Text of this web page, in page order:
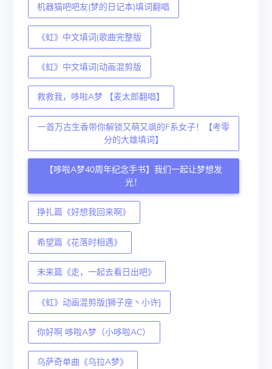
机器猫吧吧友(梦的日记本)填词翻唱
《虹》中文填词|歌曲完整版
《虹》中文填词|动画混剪版
救救我，哆啦A梦 【麦太郎翻唱】
一首万古生香带你解锁又萌又飒的F系女子！【考零
分的大雄填词】
【哆啦A梦40周年纪念手书】我们一起让梦想发
光！
挣扎篇《好想我回来啊》
希望篇《花落时相遇》
未来篇《走，一起去看日出吧》
《虹》动画混剪版[狮子座丶小许]
你好啊 哆啦A梦（小哆啦AC）
乌萨奇单曲《乌拉A梦》